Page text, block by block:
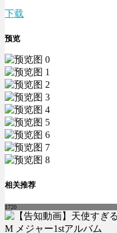
下载
预览
相关推荐
1720